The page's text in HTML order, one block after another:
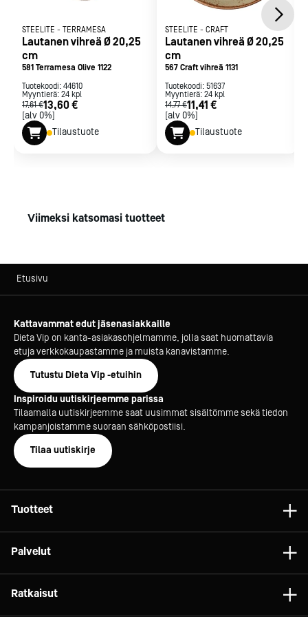
STEELITE - TERRAMESA
Lautanen vihreä Ø 20,25
cm
581 Terramesa Olive 1122
Tuotekoodi: 44610
Myyntierä: 24 kpl
17,61 €13,60 €
[alv 0%]
Tilaustuote
STEELITE - CRAFT
Lautanen vihreä Ø 20,25
cm
567 Craft vihreä 1131
Tuotekoodi: 51637
Myyntierä: 24 kpl
14,77 €11,41 €
[alv 0%]
Tilaustuote
Viimeksi katsomasi tuotteet
Etusivu
Kattavammat edut jäsenasiakkaille
Dieta Vip on kanta-asiakasohjelmamme, jolla saat huomattavia
etuja verkkokaupastamme ja muista kanavistamme.
Tutustu Dieta Vip -etuihin
Inspiroidu uutiskirjeemme parissa
Tilaamalla uutiskirjeemme saat uusimmat sisältömme sekä tiedon
kampanjoistamme suoraan sähköpostiisi.
Tilaa uutiskirje
Tuotteet
Tarvikkeet
Palvelut
Konsultointi
Ratkaisut